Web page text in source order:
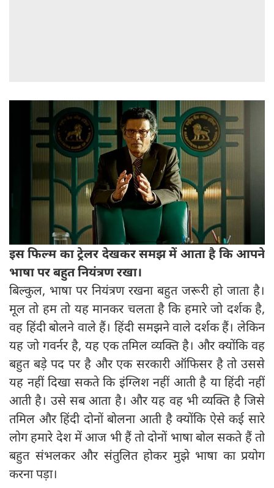
इस फिल्म का ट्रेलर देखकर समझ में आता है कि आपने
भाषा पर बहुत नियंत्रण रखा।
बिल्कुल, भाषा पर नियंत्रण रखना बहुत जरूरी हो जाता है।
मूल तो हम तो यह मानकर चलता है कि हमारे जो दर्शक है,
वह हिंदी बोलने वाले हैं। हिंदी समझने वाले दर्शक हैं। लेकिन
यह जो गवर्नर है, यह एक तमिल व्यक्ति है। और क्योंकि वह
बहुत बड़े पद पर है और एक सरकारी ऑफिसर है तो उससे
यह नहीं दिखा सकते कि इंग्लिश नहीं आती है या हिंदी नहीं
आती है। उसे सब आता है। और यह वह भी व्यक्ति है जिसे
तमिल और हिंदी दोनों बोलना आती है क्योंकि ऐसे कई सारे
लोग हमारे देश में आज भी हैं तो दोनों भाषा बोल सकते हैं तो
बहुत संभलकर और संतुलित होकर मुझे भाषा का प्रयोग
करना पड़ा।